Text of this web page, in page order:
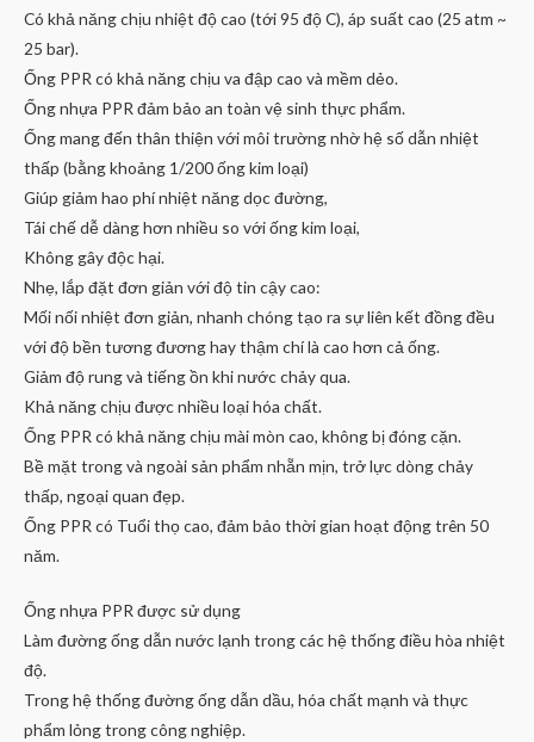
Có khả năng chịu nhiệt độ cao (tới 95 độ C), áp suất cao (25 atm ~
25 bar).
Ống PPR có khả năng chịu va đập cao và mềm dẻo.
Ống nhựa PPR đảm bảo an toàn vệ sinh thực phẩm.
Ống mang đến thân thiện với môi trường nhờ hệ số dẫn nhiệt
thấp (bằng khoảng 1/200 ống kim loại)
Giúp giảm hao phí nhiệt năng dọc đường,
Tái chế dễ dàng hơn nhiều so với ống kim loại,
Không gây độc hại.
Nhẹ, lắp đặt đơn giản với độ tin cậy cao:
Mối nối nhiệt đơn giản, nhanh chóng tạo ra sự liên kết đồng đều
với độ bền tương đương hay thậm chí là cao hơn cả ống.
Giảm độ rung và tiếng ồn khi nước chảy qua.
Khả năng chịu được nhiều loại hóa chất.
Ống PPR có khả năng chịu mài mòn cao, không bị đóng cặn.
Bề mặt trong và ngoài sản phẩm nhẵn mịn, trở lực dòng chảy
thấp, ngoại quan đẹp.
Ống PPR có Tuổi thọ cao, đảm bảo thời gian hoạt động trên 50
năm.
Ống nhựa PPR được sử dụng
Làm đường ống dẫn nước lạnh trong các hệ thống điều hòa nhiệt
độ.
Trong hệ thống đường ống dẫn dầu, hóa chất mạnh và thực
phẩm lỏng trong công nghiệp.